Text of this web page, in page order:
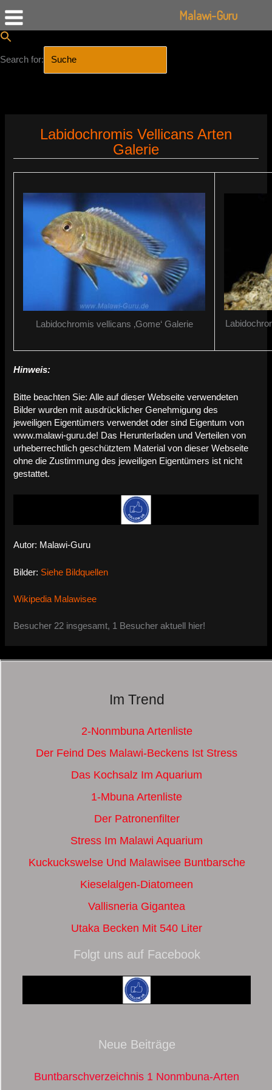
Search for:
Labidochromis Vellicans Arten
Galerie
Labidochromis vellicans ‚Gome‘ Galerie
Hinweis:
Bitte beachten Sie: Alle auf dieser Webseite verwendeten
Bilder wurden mit ausdrücklicher Genehmigung des
jeweiligen Eigentümers verwendet oder sind Eigentum von
www.malawi-guru.de! Das Herunterladen und Verteilen von
urheberrechtlich geschütztem Material von dieser Webseite
ohne die Zustimmung des jeweiligen Eigentümers ist nicht
gestattet.
Autor: Malawi-Guru
Bilder: Siehe Bildquellen
Wikipedia Malawisee
Besucher 22 insgesamt, 1 Besucher aktuell hier!
Im Trend
2-Nonmbuna Artenliste
Der Feind Des Malawi-Beckens Ist Stress
Das Kochsalz Im Aquarium
1-Mbuna Artenliste
Der Patronenfilter
Stress Im Malawi Aquarium
Kuckuckswelse Und Malawisee Buntbarsche
Kieselalgen-Diatomeen
Vallisneria Gigantea
Utaka Becken Mit 540 Liter
Folgt uns auf Facebook
Neue Beiträge
Buntbarschverzeichnis 1 Nonmbuna-Arten
Malawi-Guru